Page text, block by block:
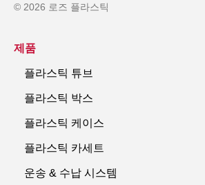
© 2026 로즈 플라스틱
제품
플라스틱 튜브
플라스틱 박스
플라스틱 케이스
플라스틱 카세트
운송 & 수납 시스템